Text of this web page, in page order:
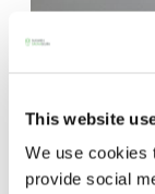
This website
We use cookies
provide social
-